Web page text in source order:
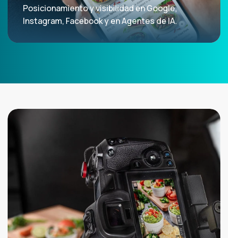
Posicionamiento y visibilidad en Google,
Instagram, Facebook y en Agentes de IA.